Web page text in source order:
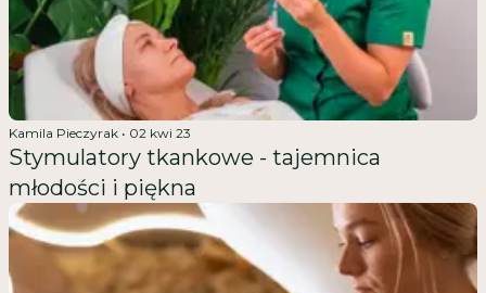
Kamila Pieczyrak • 02 kwi 23
Stymulatory tkankowe - tajemnica
młodości i piękna